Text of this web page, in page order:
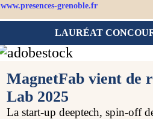
www.presences-grenoble.fr
LAURÉAT
MagnetFab vient de
Lab 2025
La start-up deeptech, spin-off